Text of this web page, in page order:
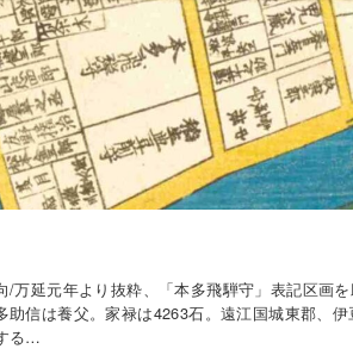
/万延元年より抜粋、「本多飛騨守」表記区画
助信は養父。家禄は4263石。遠江国城東郡、伊
る…